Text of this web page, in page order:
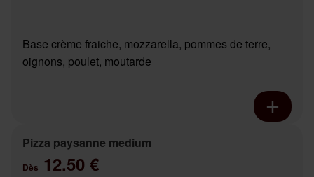
Base crème fraiche, mozzarella, pommes de terre,
oignons, poulet, moutarde
Pizza paysanne medium
Dès 12.50 €